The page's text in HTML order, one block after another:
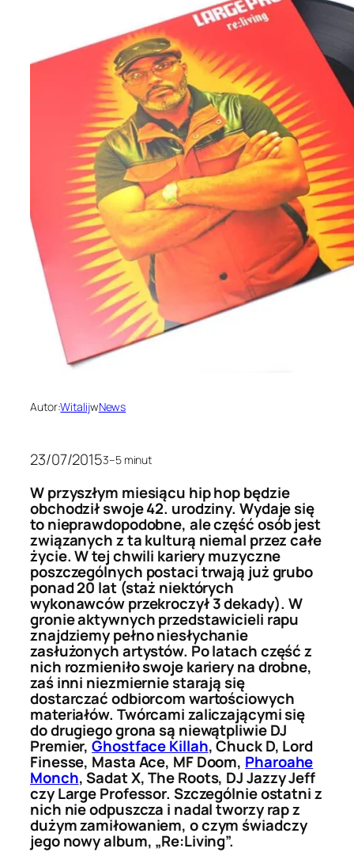
Autor:WitalijwNews
23/07/20153–5 minut
W przyszłym miesiącu hip hop będzie
obchodził swoje 42. urodziny. Wydaje się
to nieprawdopodobne, ale część osób jest
związanych z ta kulturą niemal przez całe
życie. W tej chwili kariery muzyczne
poszczególnych postaci trwają już grubo
ponad 20 lat (staż niektórych
wykonawców przekroczył 3 dekady). W
gronie aktywnych przedstawicieli rapu
znajdziemy pełno niesłychanie
zasłużonych artystów. Po latach część z
nich rozmieniło swoje kariery na drobne,
zaś inni niezmiernie starają się
dostarczać odbiorcom wartościowych
materiałów. Twórcami zaliczającymi się
do drugiego grona są niewątpliwie DJ
Premier,Ghostface Killah, Chuck D, Lord
Finesse, Masta Ace, MF Doom, Pharoahe
Monch, Sadat X, The Roots, DJ Jazzy Jeff
czy Large Professor. Szczególnie ostatni z
nich nie odpuszcza i nadal tworzy rap z
dużym zamiłowaniem, o czym świadczy
jego nowy album, „Re:Living”.